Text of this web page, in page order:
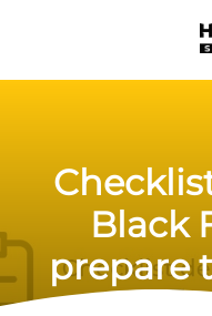
Black
prepare